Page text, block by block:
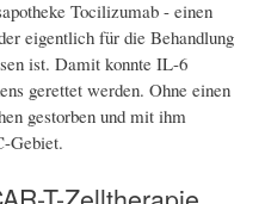
Tocilizumab - einen
eigentlich für die Behandlung
ist. Damit konnte IL-6
gerettet werden. Ohne einen
gestorben und mit ihm
Gebiet.